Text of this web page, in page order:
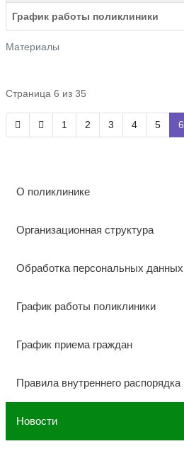
О поликлинике
Организационная структура
Обработка персональных данных
График работы поликлиники
График приема граждан
Правила внутреннего распорядка
Новости
Материалы
График работы поликлиники
Страница 6 из 35
1 2 3 4 5 6